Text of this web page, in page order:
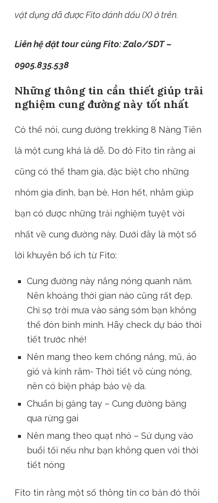
vật dụng đã được Fito đánh dấu (X) ở trên.
Liên hệ đặt tour cùng Fito: Zalo/SDT –
0905.835.538
Những thông tin cần thiết giúp trải
nghiệm cung đường này tốt nhất
Có thể nói, cung đường trekking 8 Nàng Tiên
là một cung khá là dễ. Do đó Fito tin rằng ai
cũng có thể tham gia, đặc biệt cho những
nhóm gia đình, bạn bè. Hơn hết, nhằm giúp
bạn có được những trải nghiệm tuyệt vời
nhất về cung đường này. Dưới đây là một số
lời khuyên bổ ích từ Fito:
Cung đường này nắng nóng quanh năm.
Nên khoảng thời gian nào cũng rất đẹp.
Chỉ sợ trời mưa vào sáng sớm bạn không
thể đón bình minh. Hãy check dự báo thời
tiết trước nhé!
Nên mang theo kem chống nắng, mũ, áo
gió và kính râm- Thời tiết vô cùng nóng,
nên có biện pháp bảo vệ da.
Chuẩn bị găng tay – Cung đường băng
qua rừng gai
Nên mang theo quạt nhỏ – Sử dụng vào
buổi tối nếu như bạn không quen với thời
tiết nóng
Fito tin rằng một số thông tin cơ bản đó thôi